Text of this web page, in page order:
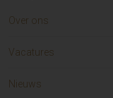
Over ons
Vacatures
Nieuws